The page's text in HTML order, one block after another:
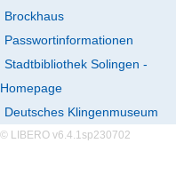
Brockhaus
Passwortinformationen
Stadtbibliothek Solingen -
Homepage
Deutsches Klingenmuseum
© LIBERO v6.4.1sp230702